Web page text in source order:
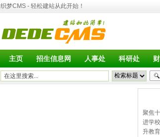
织梦CMS - 轻松建站从此开始！
主页 招生信息网 人事处 科研处
聚焦
进学
升教